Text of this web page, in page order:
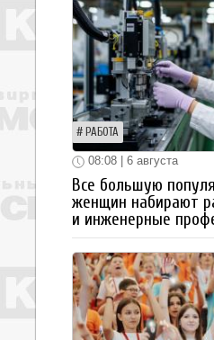
РАБОТА
08:08 | 6 августа
Все большую
женщин набирают
и инженерные